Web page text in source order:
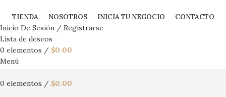
TIENDA NOSOTROS INICIA TU NEGOCIO CONTACTO
Inicio De Sesión / Registrarse
Lista de deseos
0 elementos / $0.00
Menú
0 elementos / $0.00